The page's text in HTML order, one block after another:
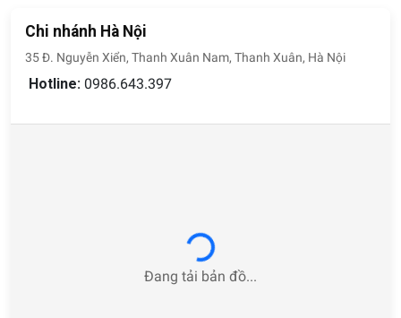
Chi nhánh Hà Nội
35 Đ. Nguyễn Xiển, Thanh Xuân Nam, Thanh Xuân, Hà Nội
Hotline: 0986.643.397
Loading...
Đang tải bản đồ...